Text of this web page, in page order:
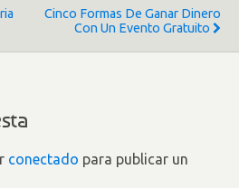
Cinco Formas De Ganar Dinero
Con Un Evento Gratuito
conectado para publicar un